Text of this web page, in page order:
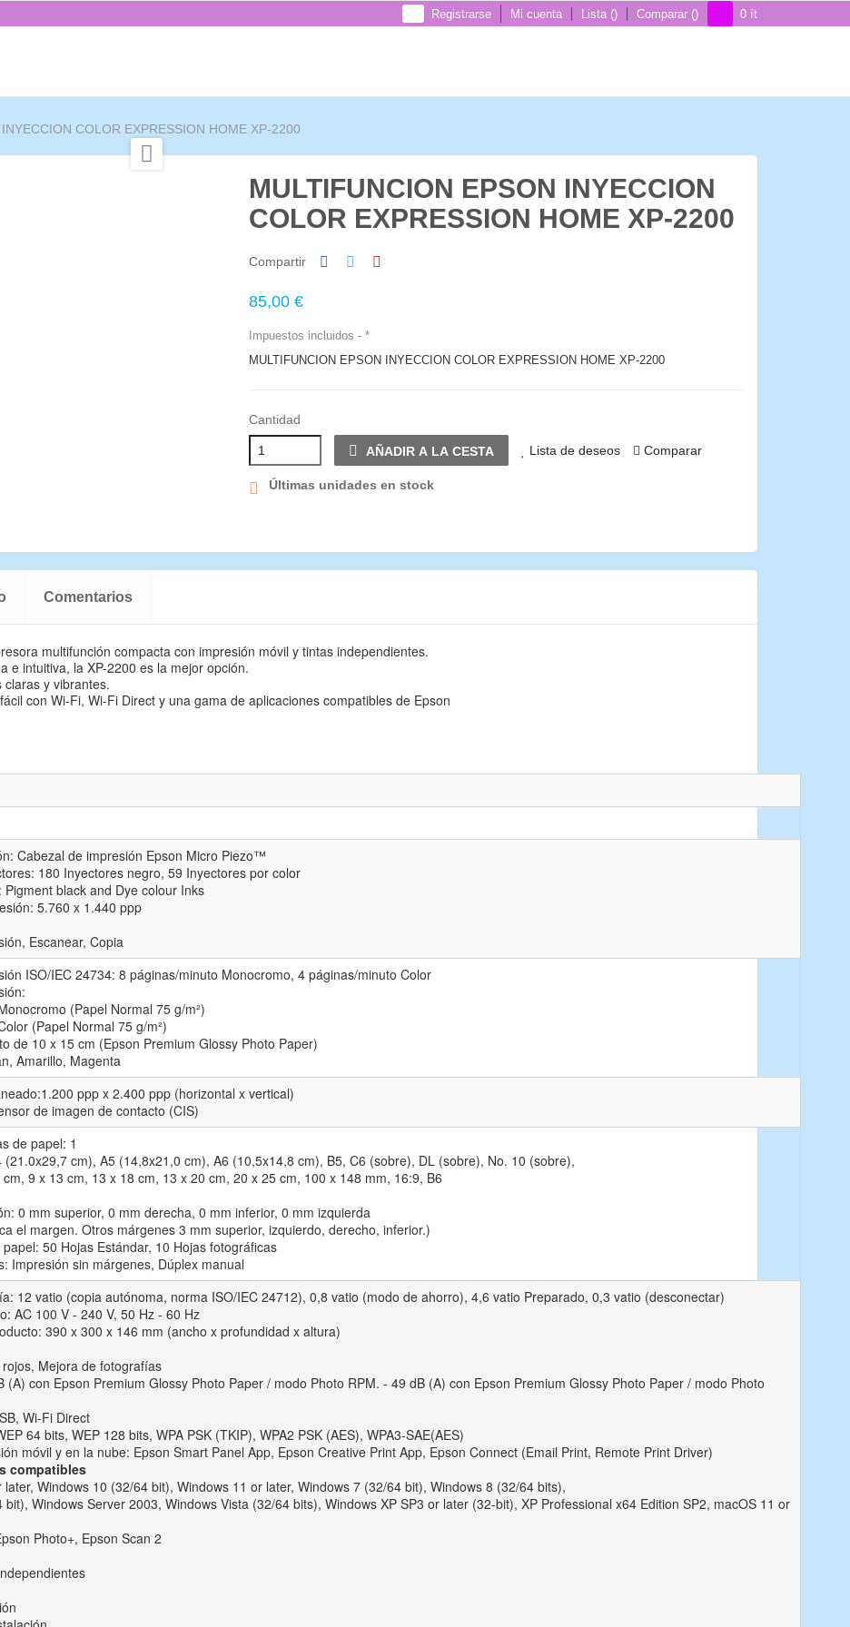
Registrarse Mi cuenta Lista Comparar 0 ít
COLOR EXPRESSION HOME XP-2200

MULTIFUNCION EPSON INYECCION
COLOR EXPRESSION HOME XP-2200
Compartir
85,00 €
Impuestos incluidos
*
MULTIFUNCION EPSON INYECCION COLOR EXPRESSION HOME XP-2200
Cantidad
AÑADIR A LA CESTA Lista de deseos Comparar
Últimas unidades en stock
Comentarios
multifunción compacta con impresión móvil y tintas independientes.
e intuitiva, la XP-2200 es la mejor opción.
y vibrantes.
con Wi-Fi, Wi-Fi Direct y una gama de aplicaciones compatibles de Epson
Cabezal de impresión Epson Micro Piezo™
180 Inyectores negro, 59 Inyectores por color
black and Dye colour Inks
5.760 x 1.440 ppp
Escanear, Copia
ISO/IEC 24734: 8 páginas/minuto Monocromo, 4 páginas/minuto Color
(Papel Normal 75 g/m²)
(Papel Normal 75 g/m²)
de 10 x 15 cm (Epson Premium Glossy Photo Paper)
Amarillo, Magenta
ppp x 2.400 ppp (horizontal x vertical)
de imagen de contacto (CIS)
de papel: 1
cm), A5 (14,8x21,0 cm), A6 (10,5x14,8 cm), B5, C6 (sobre), DL (sobre), No. 10 (sobre),
9 x 13 cm, 13 x 18 cm, 13 x 20 cm, 20 x 25 cm, 100 x 148 mm, 16:9, B6
0 mm superior, 0 mm derecha, 0 mm inferior, 0 mm izquierda
el margen. Otros márgenes 3 mm superior, izquierdo, derecho, inferior.)
50 Hojas Estándar, 10 Hojas fotográficas
Impresión sin márgenes, Dúplex manual
12 vatio (copia autónoma, norma ISO/IEC 24712), 0,8 vatio (modo de ahorro), 4,6 vatio Preparado, 0,3 vatio (desconectar)
AC 100 V - 240 V, 50 Hz - 60 Hz
390‎ x 300 x 146 mm (ancho x profundidad x altura)
Mejora de fotografías
(A) con Epson Premium Glossy Photo Paper / modo Photo RPM. - 49 dB (A) con Epson Premium Glossy Photo Paper / modo Photo
Wi-Fi Direct
64 bits, WEP 128 bits, WPA PSK (TKIP), WPA2 PSK (AES), WPA3-SAE(AES)
móvil y en la nube: Epson Smart Panel App, Epson Creative Print App, Epson Connect (Email Print, Remote Print Driver)
compatibles
Windows 10 (32/64 bit), Windows 11 or later, Windows 7 (32/64 bit), Windows 8 (32/64 bits),
Windows Server 2003, Windows Vista (32/64 bits), Windows XP SP3 or later (32-bit), XP Professional x64 Edition SP2, macOS 11 or
Photo+, Epson Scan 2